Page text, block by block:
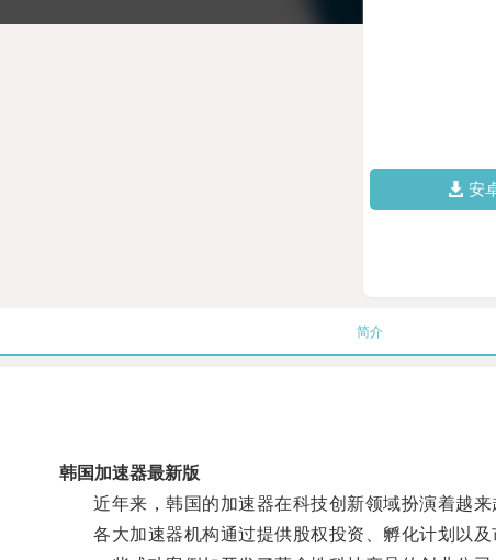
安
简介
韩国加速器最新版
近年来，韩国的加速器在科技创新领域扮演着越来
各大加速器机构通过提供股权投资、孵化计划以及